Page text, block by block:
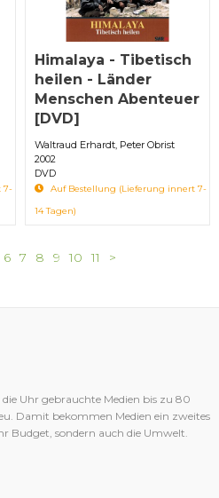
7-
Himalaya - Tibetisch
heilen - Länder
Menschen Abenteuer
[DVD]
Waltraud Erhardt, Peter Obrist
2002
DVD
Auf Bestellung (Lieferung innert 7-
14 Tagen)
6 7 8 9 10 11 >
Uhr gebrauchte Medien bis zu 80
Damit bekommen Medien ein zweites
Budget, sondern auch die Umwelt.